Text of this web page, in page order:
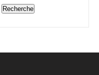
Recherche